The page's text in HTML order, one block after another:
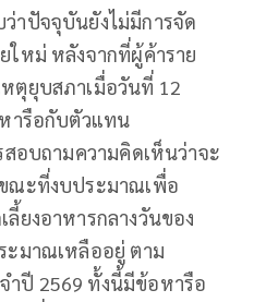
าปัจจุบันยังไม่มีการจัด
ใหม่ หลังจากที่ผู้ค้าราย
ตุยุบสภาเมื่อวันที่ 12
ารือกับตัวแทน
สอบถามความคิดเห็นว่าจะ
ขณะที่งบประมาณเพื่อ
ลี้ยงอาหารกลางวันของ
ะมาณเหลืออยู่ ตาม
ปี 2569 ทั้งนี้มีข้อหารือ